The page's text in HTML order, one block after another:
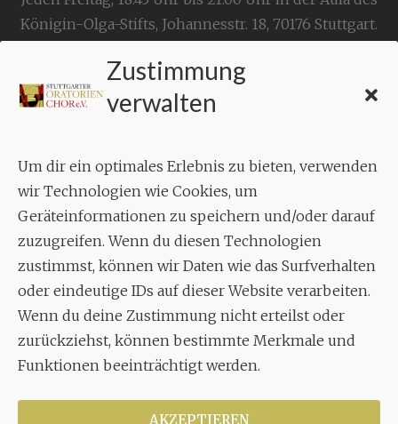
Zustimmung
verwalten
Um dir ein optimales Erlebnis zu bieten, verwenden
wir Technologien wie Cookies, um
Geräteinformationen zu speichern und/oder darauf
zuzugreifen. Wenn du diesen Technologien
zustimmst, können wir Daten wie das Surfverhalten
oder eindeutige IDs auf dieser Website verarbeiten.
Wenn du deine Zustimmung nicht erteilst oder
zurückziehst, können bestimmte Merkmale und
Funktionen beeinträchtigt werden.
AKZEPTIEREN
Königin-Olga-Stifts, Johannesstr. 18, 70176 Stuttgart.
KONTAKT
Geschäftsstelle:
Aixheimer Str. 18
70619 Stuttgart
MUSIK
Musikalischer Leiter:
Enrico Trummer
Tel.+49 (0)177 / 34 23 57 1
Facebook
TwitterYouTube